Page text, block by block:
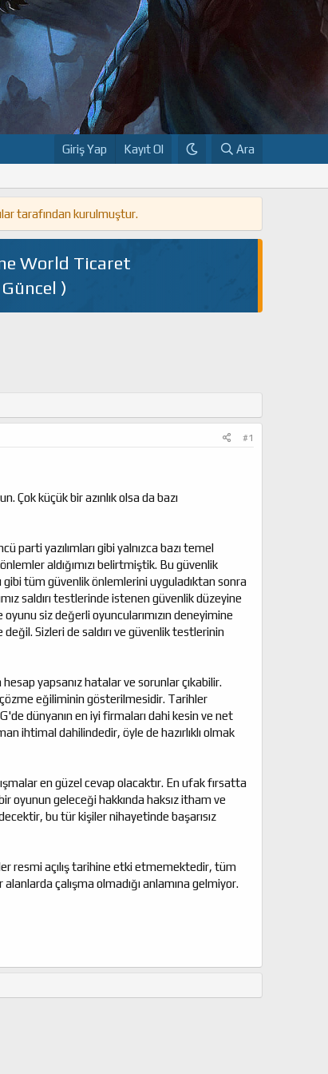
Giriş Yap Kayıt Ol Ara
tarafından kurulmuştur.
World Ticaret
Güncel )
#1
küçük bir azınlık olsa da bazı
parti yazılımları gibi yalnızca bazı temel
aldığımızı belirtmiştik. Bu güvenlik
tüm güvenlik önlemlerini uyguladıktan sonra
saldırı testlerinde istenen güvenlik düzeyine
siz değerli oyuncularımızın deneyimine
Sizleri de saldırı ve güvenlik testlerinin
yapsanız hatalar ve sorunlar çıkabilir.
eğiliminin gösterilmesidir. Tarihler
dünyanın en iyi firmaları dahi kesin ve net
ihtimal dahilindedir, öyle de hazırlıklı olmak
en güzel cevap olacaktır. En ufak fırsatta
oyunun geleceği hakkında haksız itham ve
bu tür kişiler nihayetinde başarısız
resmi açılış tarihine etki etmemektedir, tüm
çalışma olmadığı anlamına gelmiyor.